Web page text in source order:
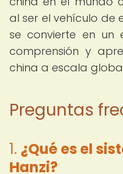
al ser el vehículo de
se convierte en un
comprensión y
china a escala
Preguntas
1. ¿Qué es el
Hanzi?